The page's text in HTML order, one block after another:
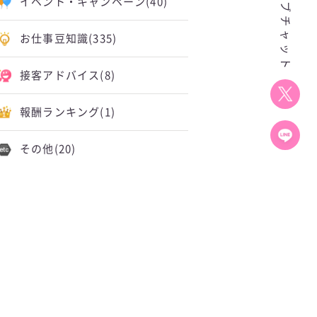
お仕事豆知識(335)
接客アドバイス (8)
報酬ランキング (1)
その他 (20)